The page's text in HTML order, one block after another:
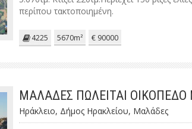
περίπου τακτοποιημένη.
4225 5670m² € 90000
ΜΑΛΑΔΕΣ ΠΩΛΕΙΤΑΙ
Ηράκλειο, Δήμος Ηρακλείου, Μαλάδες